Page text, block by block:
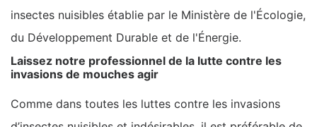
insectes nuisibles établie par le Ministère de l'Écologie,
du Développement Durable et de l'Énergie.
Laissez notre professionnel de la lutte contre les
invasions de mouches agir
Comme dans toutes les luttes contre les invasions